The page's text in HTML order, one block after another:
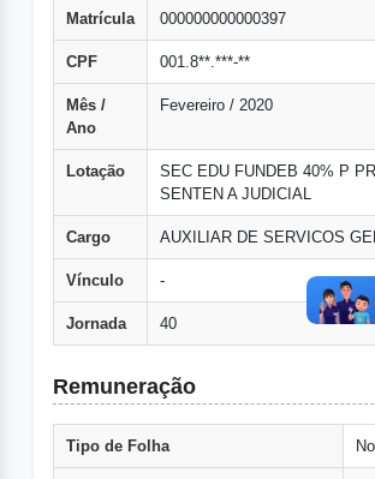
Matrícula 000000000000397
CPF 001.8**.***-**
Mês /
Ano
Fevereiro / 2020
Lotação
SEC EDU FUNDEB 40% P
SENTEN A JUDICIAL
Cargo AUXILIAR DE SERVICOS
Vínculo -
Jornada 40
Remuneração
Tipo de Folha